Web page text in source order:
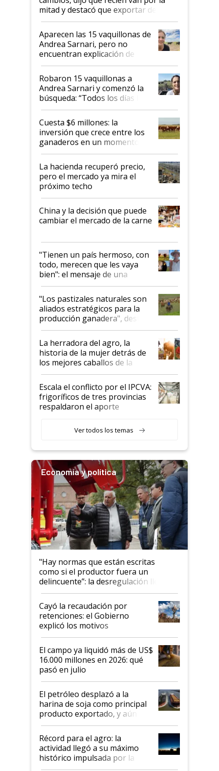
mitad y destacó que exportar dejó de
ser "para unos pocos": "Tenemos un
mandato muy claro del gobierno
nacional"
Aparecen las 15 vaquillonas de
Andrea Sarnari, pero no
encuentran explicación de
cómo llegaron allí
Robaron 15 vaquillonas a
Andrea Sarnari y comenzó la
búsqueda: “Todos los días le
toca a algún productor”
Cuesta $6 millones: la
inversión que crece entre los
ganaderos en un momento
histórico para la actividad
La hacienda recuperó precio,
pero el mercado ya mira el
próximo techo
China y la decisión que puede
cambiar el mercado de la carne
"Tienen un país hermoso, con
todo, merecen que les vaya
bien": el mensaje de una
ganadera uruguaya sobre las
oportunidades que se abren
para el agro en Argentina, con
foco en la carne
"Los pastizales naturales son
aliados estratégicos para la
producción ganadera", destaca
la iniciativa que ya reúne a 46
establecimientos en Argentina
La herradora del agro, la
historia de la mujer detrás de
los mejores caballos de la
Argentina y los mitos que
todavía hacen sufrir a estos
animales: "Mientras me
descalificaban, yo seguí
haciendo currículum"
Escala el conflicto por el IPCVA:
frigoríficos de tres provincias
respaldaron el aporte
Ver todos los temas
Economía y política
"Hay normas que están escritas
como si el productor fuera un
delincuente”: la desregulación llegó
al Congreso Aapresid y hasta se
habló del financiamiento al IPCVA
Cayó la recaudación por
retenciones: el Gobierno
explicó los motivos
El campo ya liquidó más de US$
16.000 millones en 2026: qué
pasó en julio
El petróleo desplazó a la
harina de soja como principal
producto exportado, y aún así
el agro aportó casi seis de cada
diez dólares y sostuvo el
liderazgo en un semestre
récord
Récord para el agro: la
actividad llegó a su máximo
histórico impulsada por la
cosecha y las exportaciones